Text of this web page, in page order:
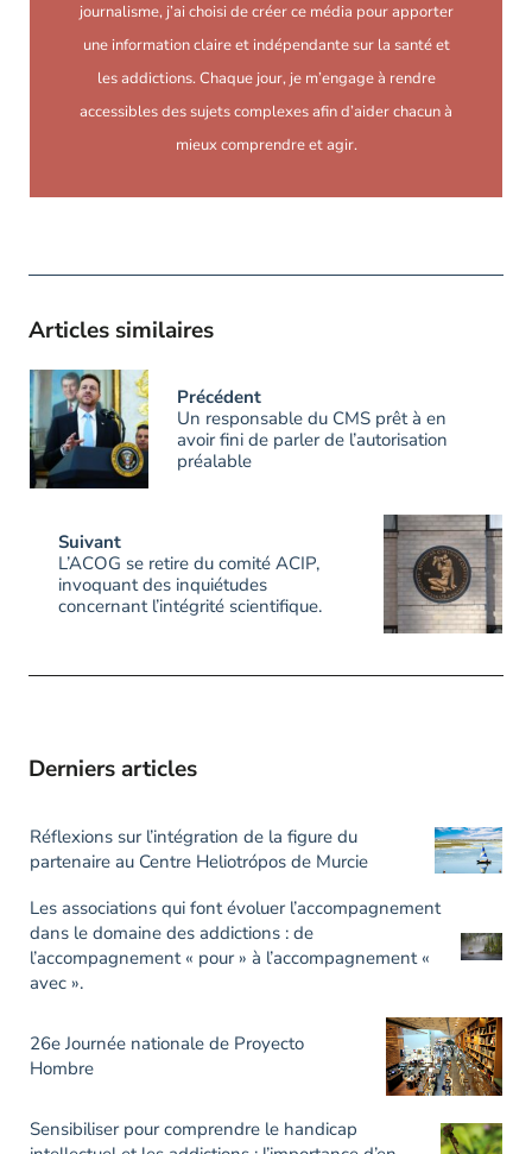
journalisme, j’ai choisi de créer ce média pour apporter
une information claire et indépendante sur la santé et
les addictions. Chaque jour, je m’engage à rendre
accessibles des sujets complexes afin d’aider chacun à
mieux comprendre et agir.
Articles similaires
Précédent
Un responsable du CMS prêt à en
avoir fini de parler de l’autorisation
préalable
Suivant
L’ACOG se retire du comité ACIP,
invoquant des inquiétudes
concernant l’intégrité scientifique.
Derniers articles
Réflexions sur l’intégration de la figure du
partenaire au Centre Heliotrópos de Murcie
Les associations qui font évoluer l’accompagnement
dans le domaine des addictions : de
l’accompagnement « pour » à l’accompagnement «
avec ».
26e Journée nationale de Proyecto
Hombre
Sensibiliser pour comprendre le handicap